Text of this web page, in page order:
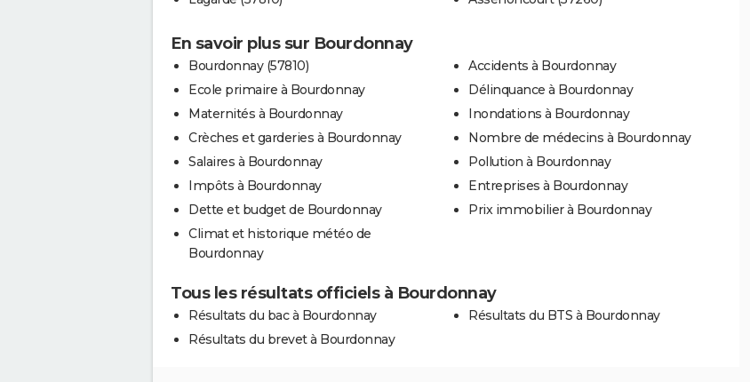
En savoir plus sur Bourdonnay
Bourdonnay (57810)
Ecole primaire à Bourdonnay
Maternités à Bourdonnay
Crèches et garderies à Bourdonnay
Salaires à Bourdonnay
Impôts à Bourdonnay
Dette et budget de Bourdonnay
Climat et historique météo de
Bourdonnay
Accidents à Bourdonnay
Délinquance à Bourdonnay
Inondations à Bourdonnay
Nombre de médecins à Bourdonnay
Pollution à Bourdonnay
Entreprises à Bourdonnay
Prix immobilier à Bourdonnay
Tous les résultats officiels à Bourdonnay
Résultats du bac à Bourdonnay
Résultats du brevet à Bourdonnay
Résultats du BTS à Bourdonnay